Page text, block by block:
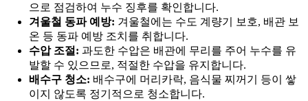
으로 점검하여 누수 징후를 확인합니다.
겨울철 동파 예방: 겨울철에는 수도 계량기 보호, 배관 보
온 등 동파 예방 조치를 취합니다.
수압 조절: 과도한 수압은 배관에 무리를 주어 누수를 유
발할 수 있으므로, 적절한 수압을 유지합니다.
배수구 청소: 배수구에 머리카락, 음식물 찌꺼기 등이 쌓
이지 않도록 정기적으로 청소합니다.